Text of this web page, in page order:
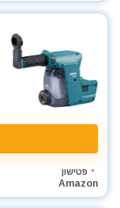
מקדחים
מקצוע חשמלי
מקצוע ידני
מקצועות
משאבה טבולה
ניירות ליטוש
נעלי עבודה
פטישון
Amazon